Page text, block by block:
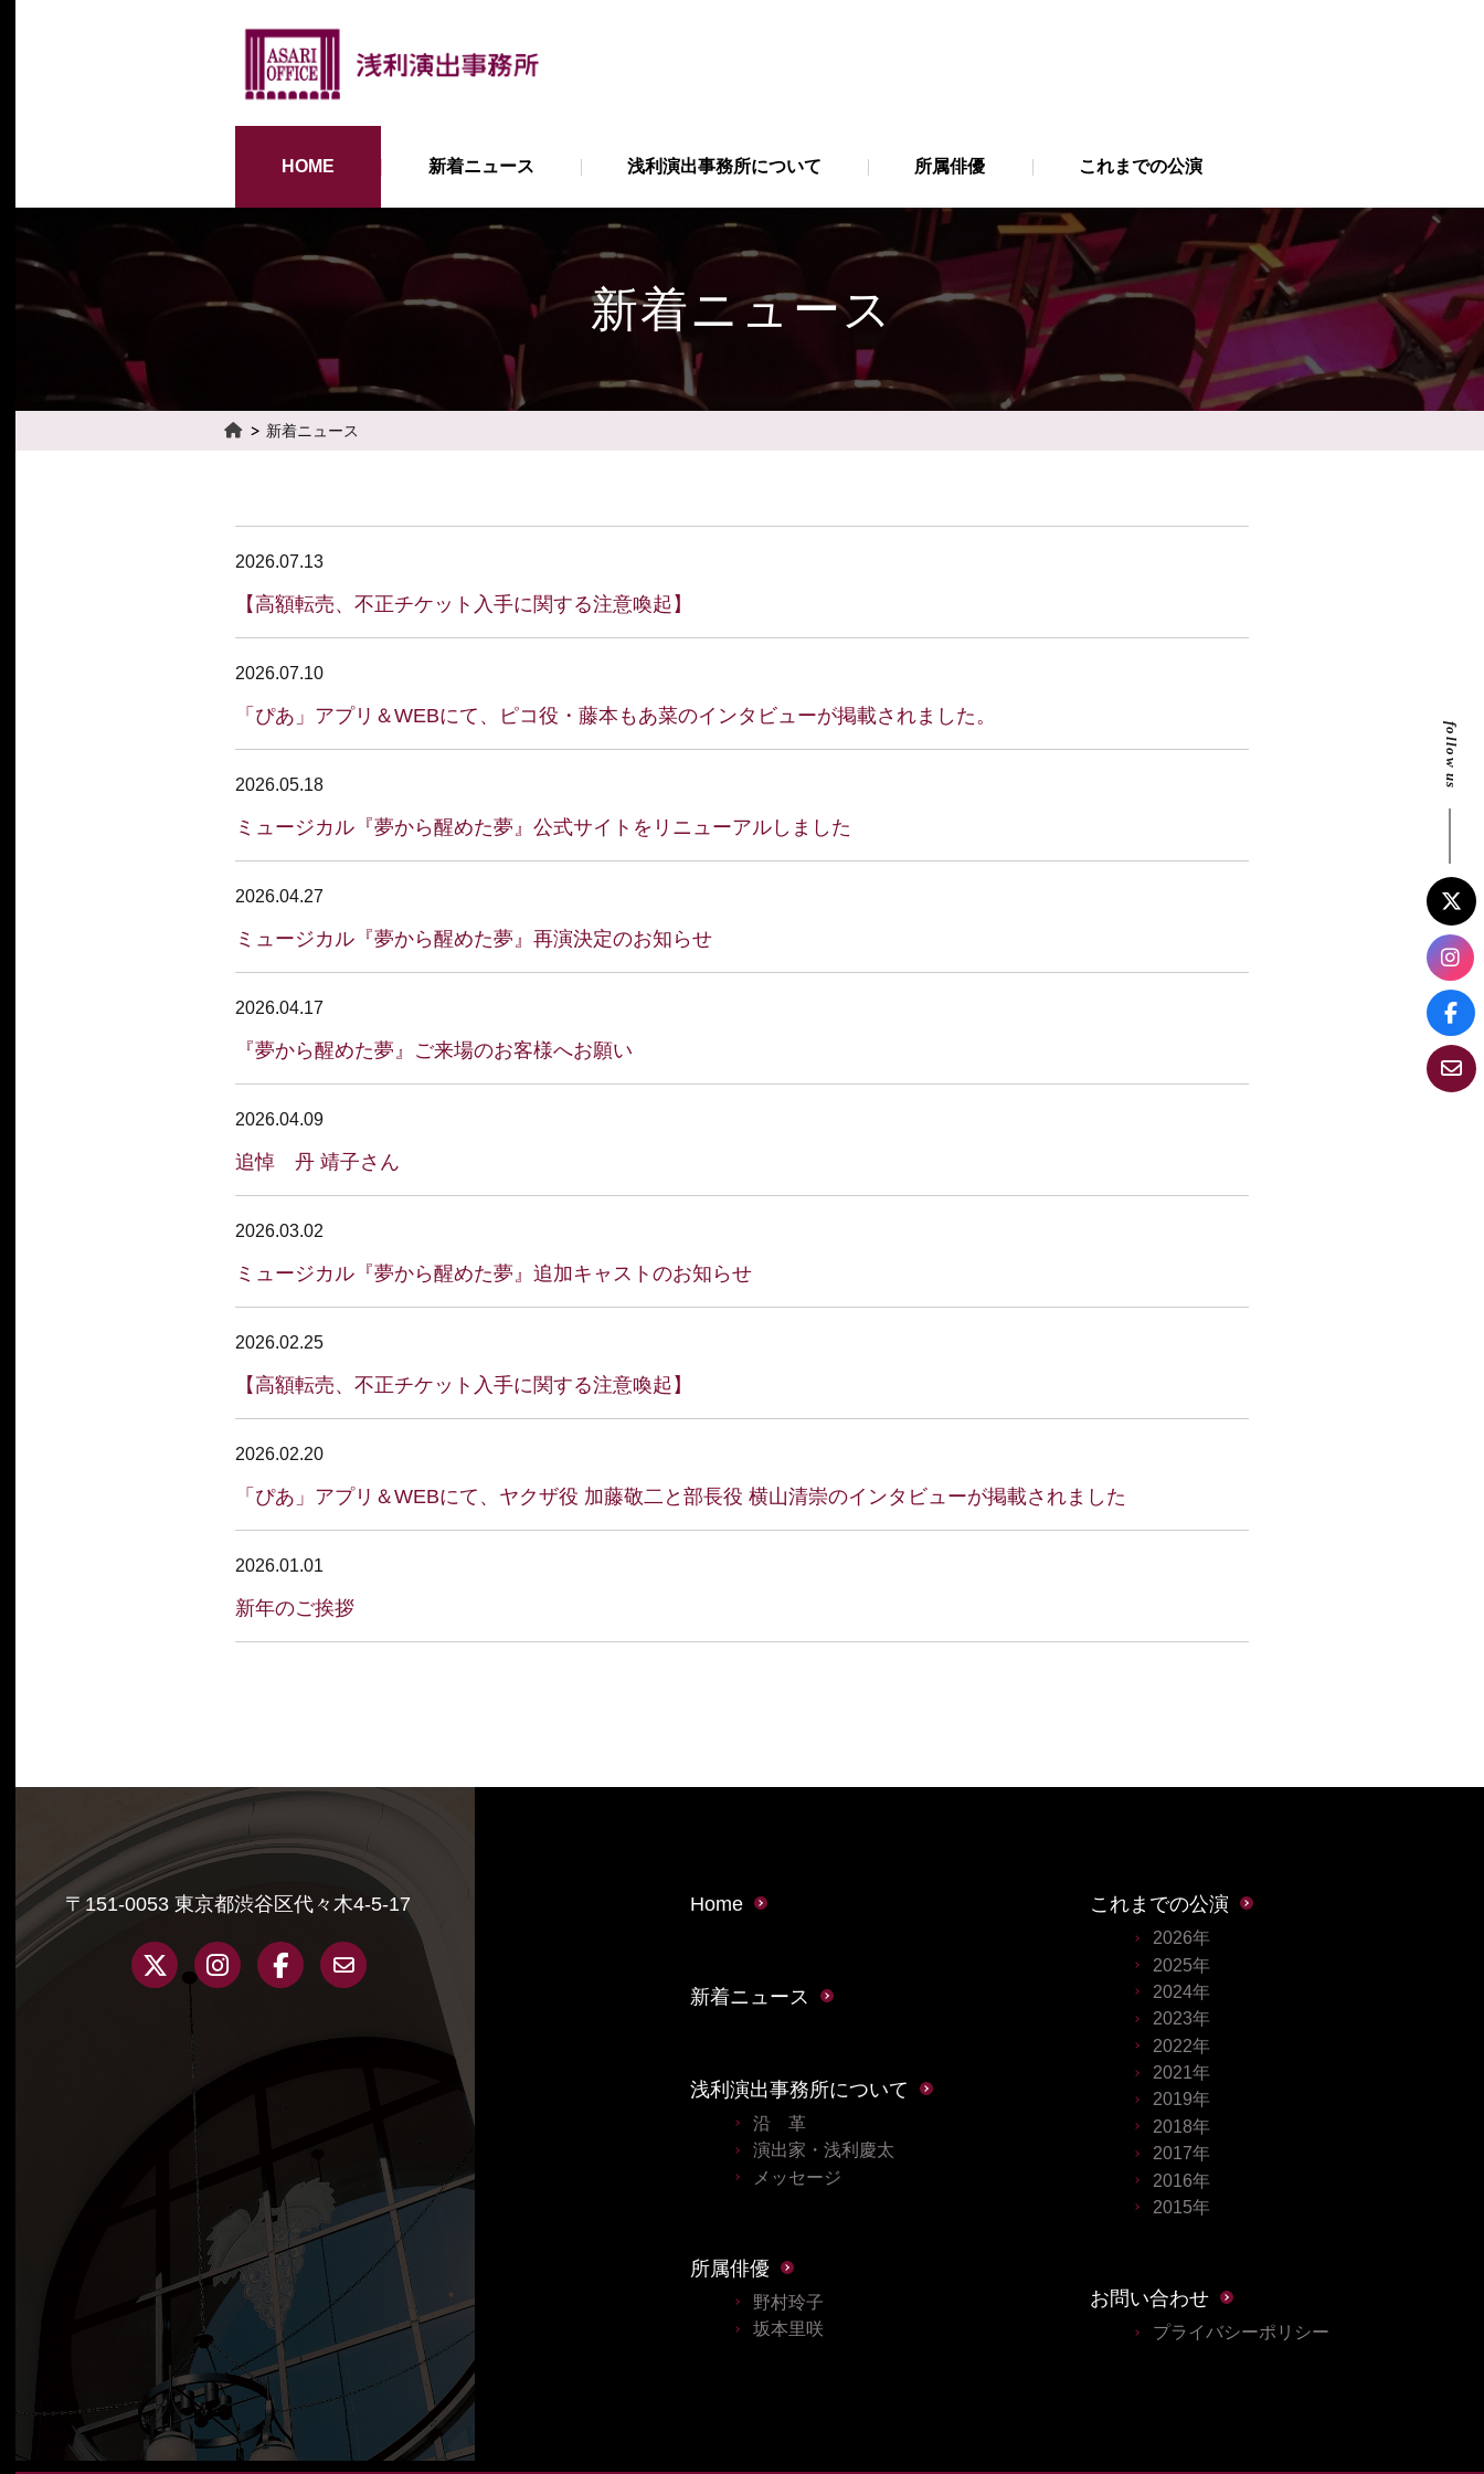
HOME 新着ニュース 浅利演出事務所について 所属俳優 これまでの公演
新着ニュース
新着ニュース
2026.07.13
【高額転売、不正チケット入手に関する注意喚起】
2026.07.10
「ぴあ」アプリ＆WEBにて、ピコ役・藤本もあ菜のインタビューが掲載されました。
2026.05.18
ミュージカル『夢から醒めた夢』公式サイトをリニューアルしました
2026.04.27
ミュージカル『夢から醒めた夢』再演決定のお知らせ
2026.04.17
『夢から醒めた夢』ご来場のお客様へお願い
2026.04.09
追悼 丹 靖子さん
2026.03.02
ミュージカル『夢から醒めた夢』追加キャストのお知らせ
2026.02.25
【高額転売、不正チケット入手に関する注意喚起】
2026.02.20
「ぴあ」アプリ＆WEBにて、ヤクザ役 加藤敬二と部長役 横山清崇のインタビューが掲載されました
2026.01.01
新年のご挨拶
〒151-0053 東京都渋谷区代々木4-5-17 Home
新着ニュース
浅利演出事務所について
沿 革
演出家・浅利慶太
メッセージ
所属俳優
野村玲子
坂本里咲
これまでの公演
2026年
2025年
2024年
2023年
2022年
2021年
2019年
2018年
2017年
2016年
2015年
お問い合わせ
プライバシーポリシー
follow us